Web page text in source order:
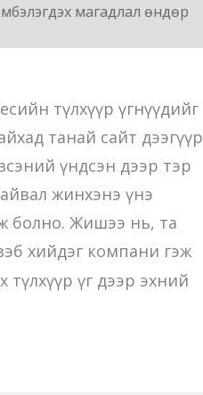
магадлал өндөр
түлхүүр үгнүүдийг
танай сайт дээгүүр
үндсэн дээр тэр
жинхэнэ үнэ
болно. Жишээ нь, та
хийдэг компани гэж
үг дээр эхний